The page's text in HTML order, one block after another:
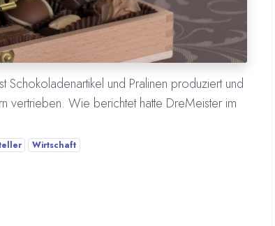
Schokoladenartikel und Pralinen produziert und
vertrieben. Wie berichtet hatte DreMeister im
Wirtschaft